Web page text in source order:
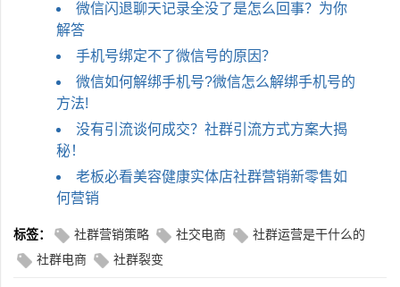
微信闪退聊天记录全没了是怎么回事？为你
解答
手机号绑定不了微信号的原因？
微信如何解绑手机号?微信怎么解绑手机号的
方法!
没有引流谈何成交？社群引流方式方案大揭
秘！
老板必看美容健康实体店社群营销新零售如
何营销
标签： 社群营销策略 社交电商
社群运营是干什么的
社群电商
社群裂变